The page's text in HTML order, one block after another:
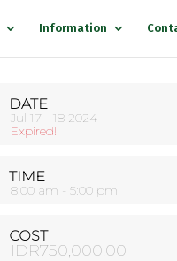
Information
DATE
Jul 17 - 18 2024
Expired!
TIME
8:00 am - 5:00 pm
COST
IDR750,000.00